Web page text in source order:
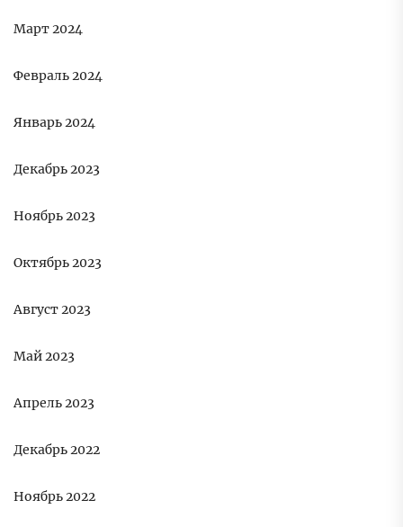
Март 2024
Февраль 2024
Январь 2024
Декабрь 2023
Ноябрь 2023
Октябрь 2023
Август 2023
Май 2023
Апрель 2023
Декабрь 2022
Ноябрь 2022